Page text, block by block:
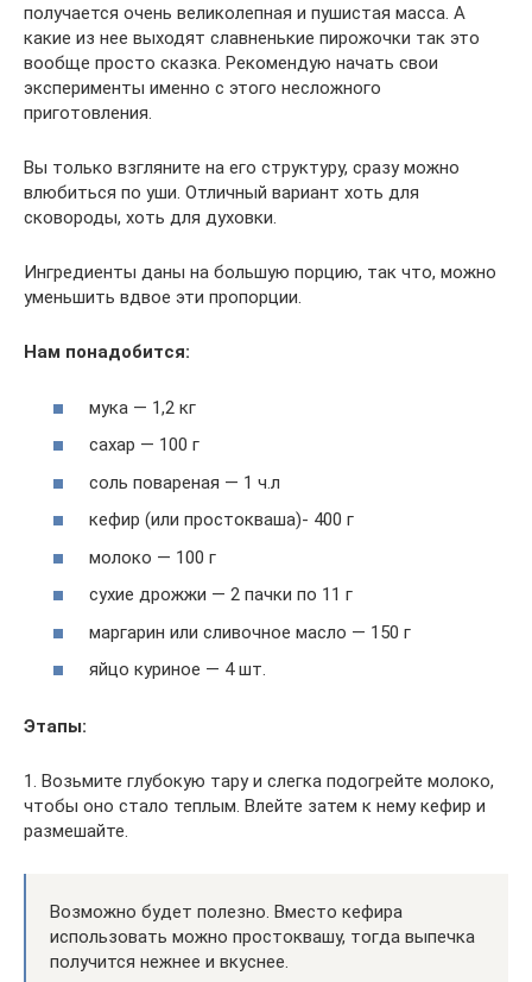
получается очень великолепная и пушистая масса. А
какие из нее выходят славненькие пирожочки так это
вообще просто сказка. Рекомендую начать свои
эксперименты именно с этого несложного
приготовления.
Вы только взгляните на его структуру, сразу можно
влюбиться по уши. Отличный вариант хоть для
сковороды, хоть для духовки.
Ингредиенты даны на большую порцию, так что, можно
уменьшить вдвое эти пропорции.
Нам понадобится:
мука — 1,2 кг
сахар — 100 г
соль повареная — 1 ч.л
кефир (или простокваша)- 400 г
молоко — 100 г
сухие дрожжи — 2 пачки по 11 г
маргарин или сливочное масло — 150 г
яйцо куриное — 4 шт.
Этапы:
1. Возьмите глубокую тару и слегка подогрейте молоко,
чтобы оно стало теплым. Влейте затем к нему кефир и
размешайте.
Возможно будет полезно. Вместо кефира
использовать можно простоквашу, тогда выпечка
получится нежнее и вкуснее.